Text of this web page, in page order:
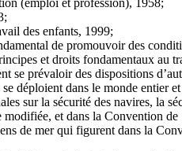
(emploi et profession), 1958;
des enfants, 1999;
de promouvoir des
et droits fondamentaux au
se prévaloir des dispositions
déploient dans le monde entier
sur la sécurité des navires, la
et dans la Convention
de mer qui figurent dans la